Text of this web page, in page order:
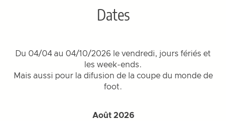
Dates
Du 04/04 au 04/10/2026 le vendredi, jours fériés et
les week-ends.
Mais aussi pour la difusion de la coupe du monde de
foot.
Août 2026